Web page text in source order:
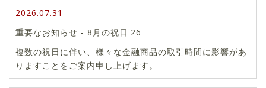
2026.07.31
重要なお知らせ - 8月の祝日'26
複数の祝日に伴い、様々な金融商品の取引時間に影響があ
りますことをご案内申し上げます。